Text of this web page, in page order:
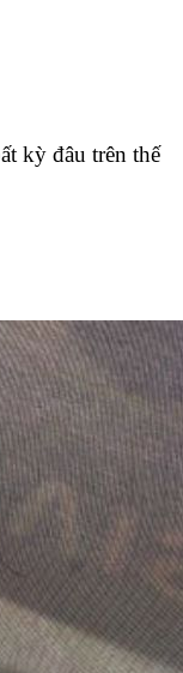
kỳ đâu trên thế